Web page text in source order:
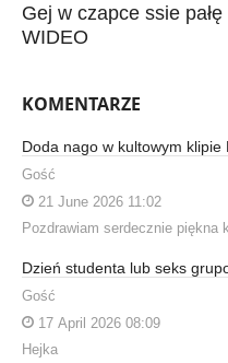
Gej w czapce ssie
WIDEO
KOMENTARZE
Doda nago w kultowym klipie
Gość
21 June 2026 11:02
Pozdrawiam serdecznie piękna
Dzień studenta lub seks
Gość
17 April 2026 08:09
Hejka